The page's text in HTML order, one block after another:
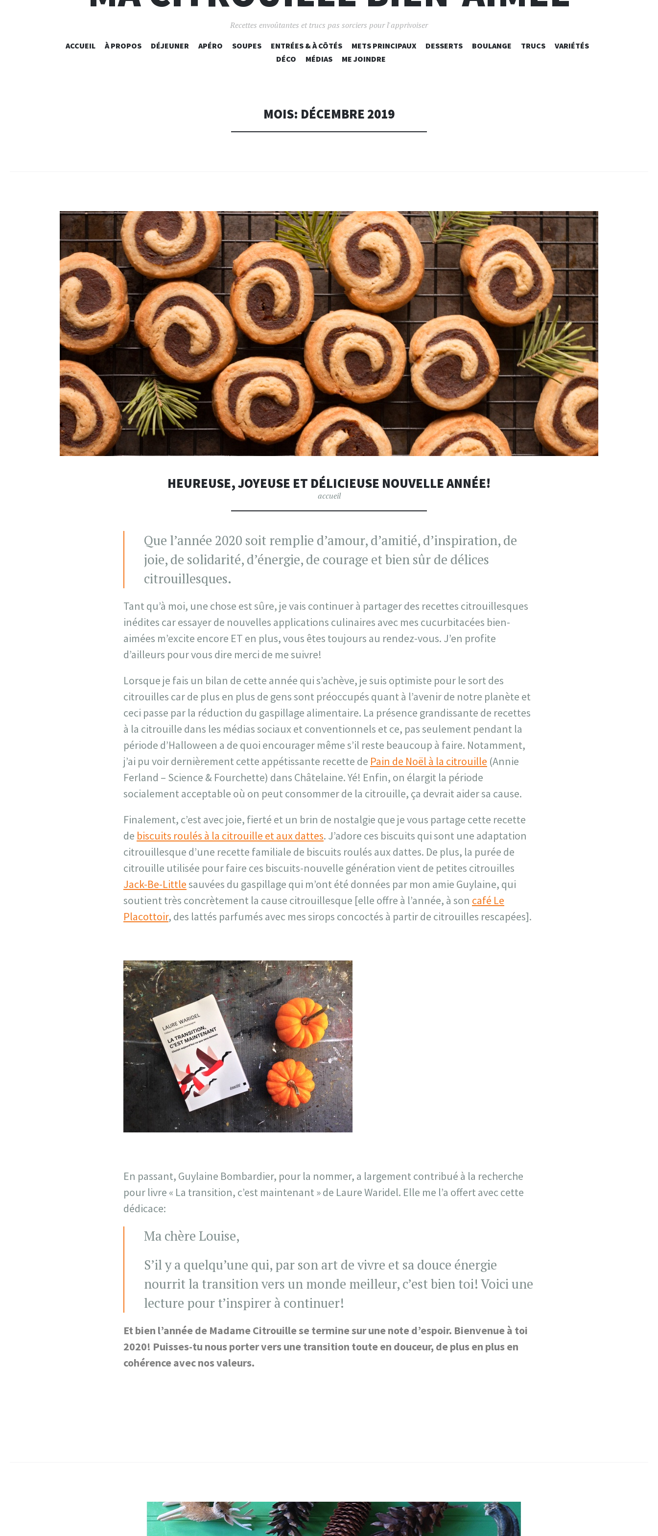
Recettes envoûtantes et trucs pas sorciers pour l'apprivoiser
ACCUEIL À PROPOS DÉJEUNER APÉRO SOUPES ENTRÉES & À CÔTÉS METS PRINCIPAUX DESSERTS BOULANGE TRUCS
VARIÉTÉS
DÉCO
MÉDIAS ME JOINDRE
MOIS: DÉCEMBRE 2019
HEUREUSE, JOYEUSE ET DÉLICIEUSE NOUVELLE ANNÉE!
accueil
Que l’année 2020 soit remplie d’amour, d’amitié, d’inspiration, de
joie, de solidarité, d’énergie, de courage et bien sûr de délices
citrouillesques.
Tant qu’à moi, une chose est sûre, je vais continuer à partager des recettes citrouillesques
inédites car essayer de nouvelles applications culinaires avec mes cucurbitacées bien-
aimées m’excite encore ET en plus, vous êtes toujours au rendez-vous. J’en profite
d’ailleurs pour vous dire merci de me suivre!
Lorsque je fais un bilan de cette année qui s’achève, je suis optimiste pour le sort des
citrouilles car de plus en plus de gens sont préoccupés quant à l’avenir de notre planète et
ceci passe par la réduction du gaspillage alimentaire. La présence grandissante de recettes
à la citrouille dans les médias sociaux et conventionnels et ce, pas seulement pendant la
période d’Halloween a de quoi encourager même s’il reste beaucoup à faire. Notamment,
j’ai pu voir dernièrement cette appétissante recette de Pain de Noël à la citrouille (Annie
Ferland – Science & Fourchette) dans Châtelaine. Yé! Enfin, on élargit la période
socialement acceptable où on peut consommer de la citrouille, ça devrait aider sa cause.
Finalement, c’est avec joie, fierté et un brin de nostalgie que je vous partage cette recette
de biscuits roulés à la citrouille et aux dattes. J’adore ces biscuits qui sont une adaptation
citrouillesque d’une recette familiale de biscuits roulés aux dattes. De plus, la purée de
citrouille utilisée pour faire ces biscuits-nouvelle génération vient de petites citrouilles
Jack-Be-Littlesauvées du gaspillage qui m’ont été données par mon amie Guylaine, qui
soutient très concrètement la cause citrouillesque [elle offre à l’année, à son café Le
Placottoir, des lattés parfumés avec mes sirops concoctés à partir de citrouilles rescapées].
En passant, Guylaine Bombardier, pour la nommer, a largement contribué à la recherche
pour livre « La transition, c’est maintenant » de Laure Waridel. Elle me l’a offert avec cette
dédicace:
Ma chère Louise,
S’il y a quelqu’une qui, par son art de vivre et sa douce énergie
nourrit la transition vers un monde meilleur, c’est bien toi! Voici une
lecture pour t’inspirer à continuer!
Et bien l’année de Madame Citrouille se termine sur une note d’espoir. Bienvenue à toi
2020! Puisses-tu nous porter vers une transition toute en douceur, de plus en plus en
cohérence avec nos valeurs.